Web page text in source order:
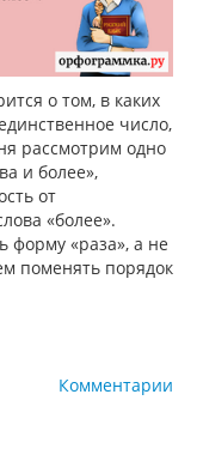
о том, в каких
число,
рассмотрим одно
и более»,
от
«более».
форму «раза», а не
поменять порядок
Комментарии